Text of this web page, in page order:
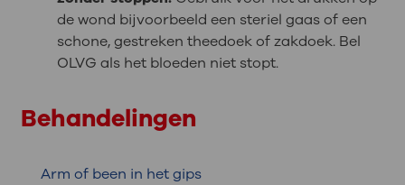
de wond bijvoorbeeld een steriel gaas of een
schone, gestreken theedoek of zakdoek. Bel
OLVG als het bloeden niet stopt.
Behandelingen
Arm of been in het gips